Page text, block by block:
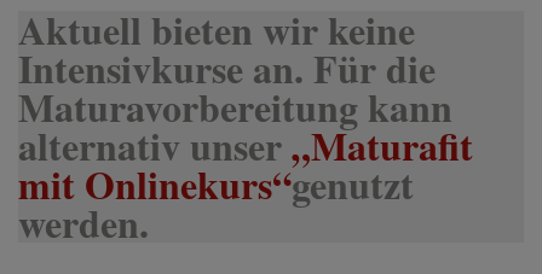
Aktuell bieten wir keine
Intensivkurse an. Für die
Maturavorbereitung kann
alternativ unser„Maturafit
mit Onlinekurs“genutzt
werden.